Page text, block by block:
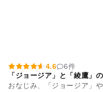
4.6
6件
「ジョージア」と「綾鷹」
おなじみ、「ジョージア」